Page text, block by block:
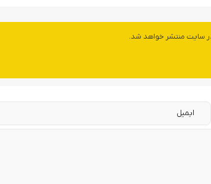
در سایت منتشر خواهد شد.